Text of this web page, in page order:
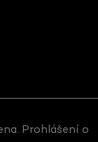
Prohlášení o